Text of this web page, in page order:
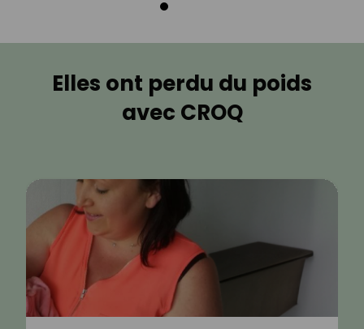
Elles ont perdu du poids
avec CROQ